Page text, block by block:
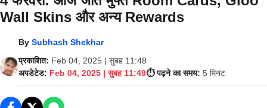
Wall Skins और अन्य Rewards
BySubhash Shekhar
प्रकाशित: Feb 04, 2025 | सुबह 11:48
अपडेटेड: Feb 04, 2025 | सुबह 11:49⏱️ पढ़ने का समय: 5 मिनट